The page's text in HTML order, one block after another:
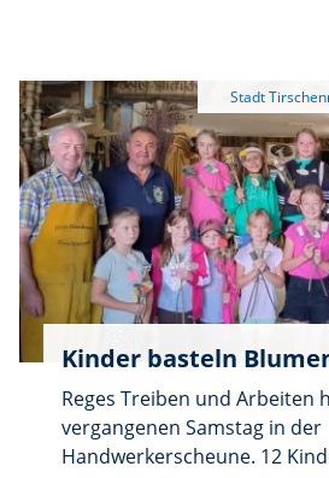
alle hatten die Bilder schon
Schulbesuch gesehen und
nochmal zu Rizzi
und die heimische Fischwelt
lernen.
Kinder basteln
Reges Treiben und Arbeiten
vergangenen Samstag in der
Handwerkerscheune. 12